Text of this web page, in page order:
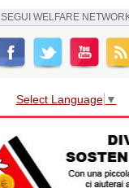
SEGUI WELFARE
Select Language ▼